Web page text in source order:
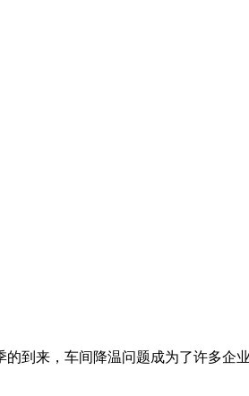
来，车间降温问题成为了许多企